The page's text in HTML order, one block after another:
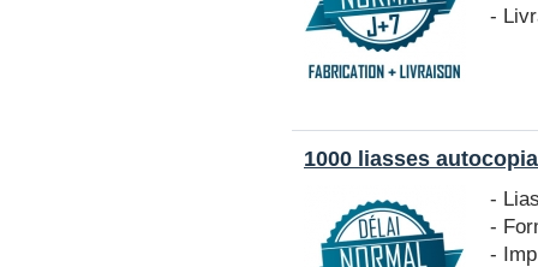
-
1000 liasses
-
-
-